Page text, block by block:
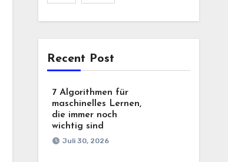
Recent Post
7 Algorithmen für
maschinelles Lernen,
die immer noch
wichtig sind
Juli 30, 2026